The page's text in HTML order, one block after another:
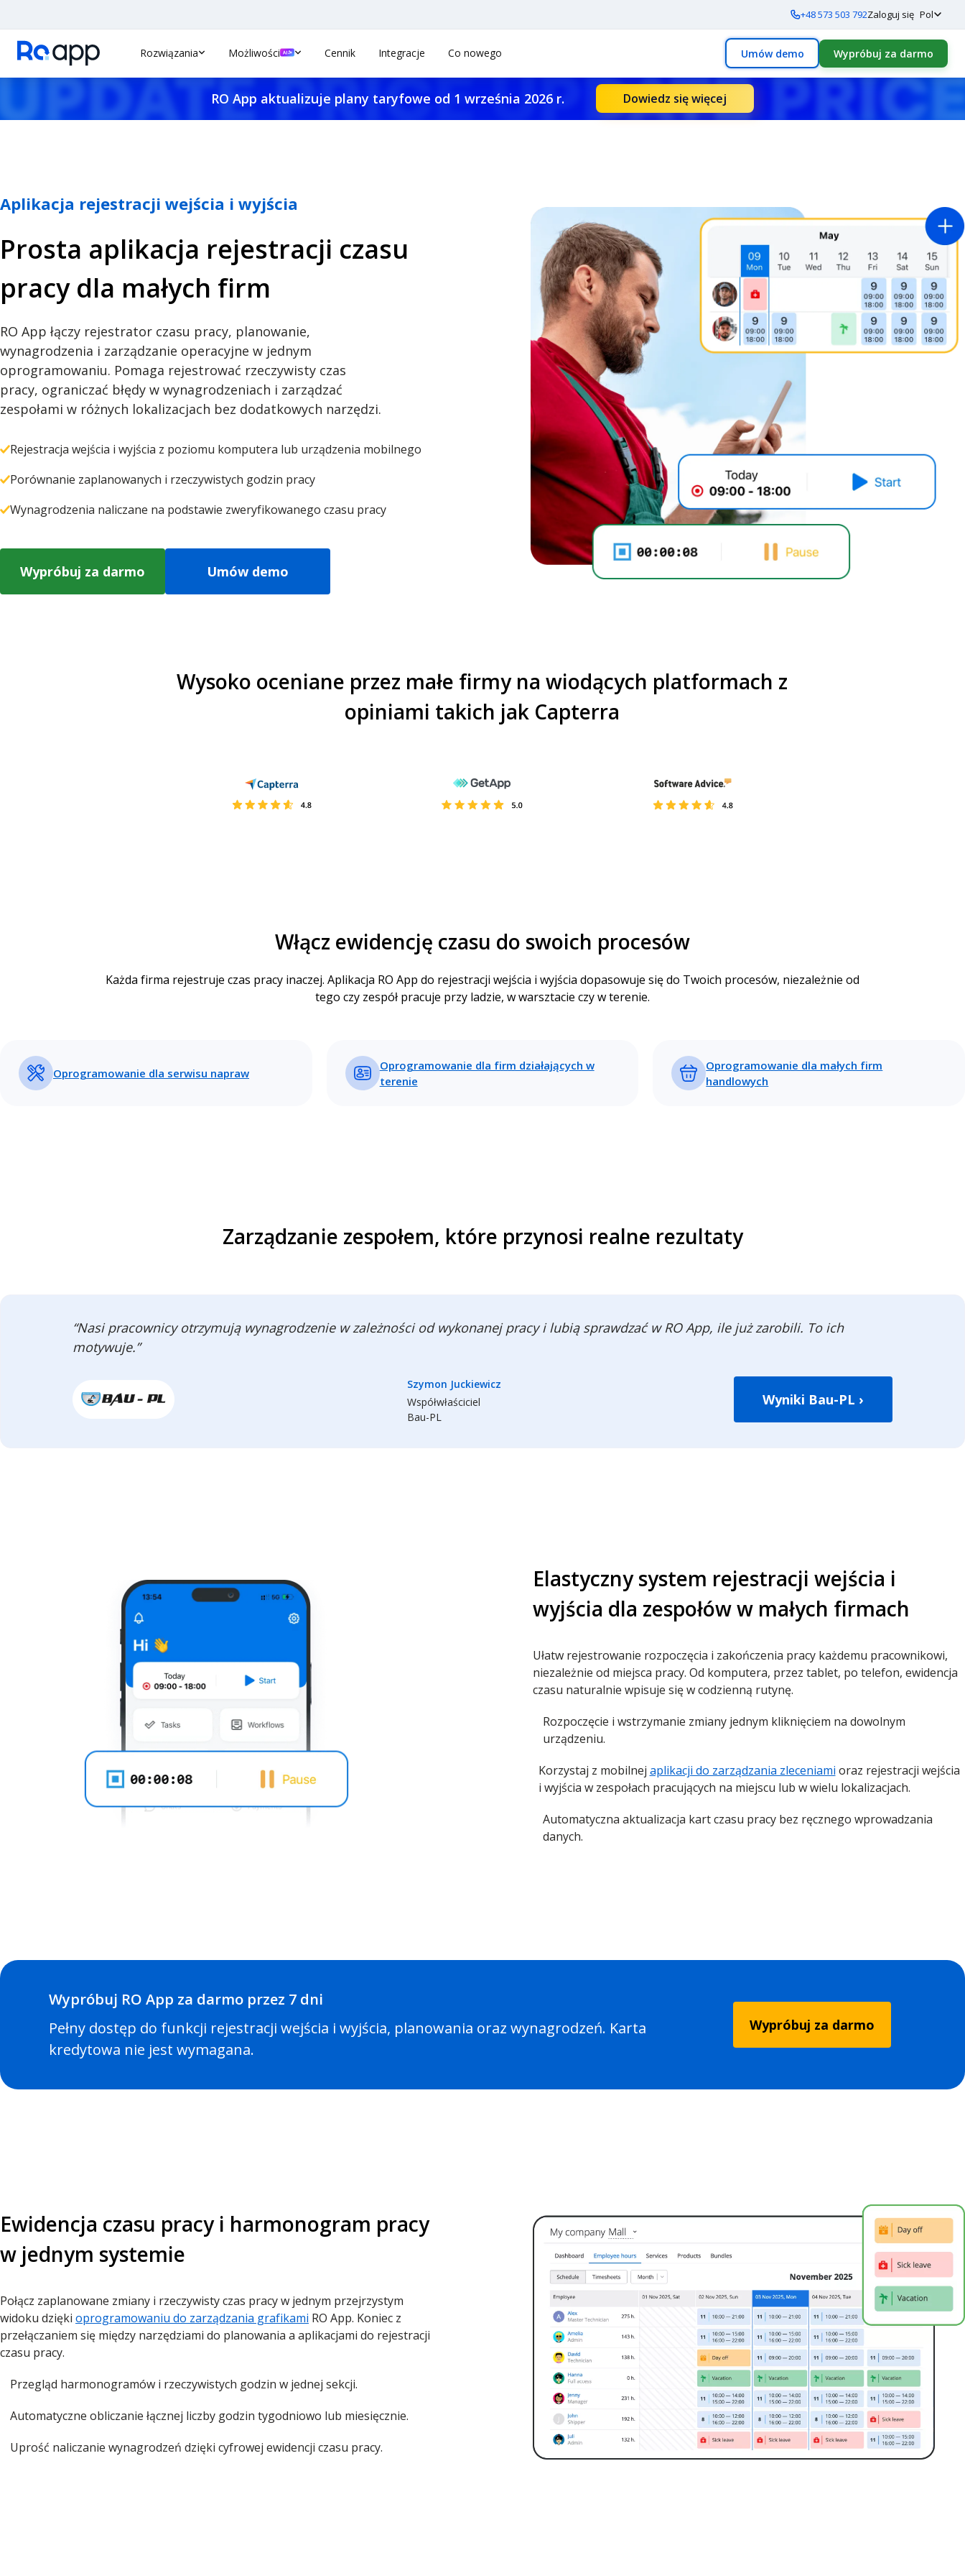
+48 573 503 792Zaloguj się Pol
Rozwiązania Możliwości Cennik Integracje Co nowego Umów demo Wypróbuj za darmo
RO App aktualizuje plany taryfowe od 1 września 2026 r. Dowiedz się więcej
Aplikacja rejestracji wejścia i wyjścia
Prosta aplikacja rejestracji czasu
pracy dla małych firm
RO App łączy rejestrator czasu pracy, planowanie,
wynagrodzenia i zarządzanie operacyjne w jednym
oprogramowaniu. Pomaga rejestrować rzeczywisty czas
pracy, ograniczać błędy w wynagrodzeniach i zarządzać
zespołami w różnych lokalizacjach bez dodatkowych narzędzi.
Rejestracja wejścia i wyjścia z poziomu komputera lub urządzenia mobilnego
Porównanie zaplanowanych i rzeczywistych godzin pracy
Wynagrodzenia naliczane na podstawie zweryfikowanego czasu pracy
Wypróbuj za darmo Umów demo
Wysoko oceniane przez małe firmy na wiodących platformach z
opiniami takich jak Capterra
Włącz ewidencję czasu do swoich procesów
Każda firma rejestruje czas pracy inaczej. Aplikacja RO App do rejestracji wejścia i wyjścia dopasowuje się do Twoich procesów, niezależnie od
tego czy zespół pracuje przy ladzie, w warsztacie czy w terenie.
Oprogramowanie dla serwisu napraw
Oprogramowanie dla firm działających w
terenie
Oprogramowanie dla małych firm
handlowych
Zarządzanie zespołem, które przynosi realne rezultaty
“Nasi pracownicy otrzymują wynagrodzenie w zależności od wykonanej pracy i lubią sprawdzać w RO App, ile już zarobili. To ich
motywuje.”
Szymon Juckiewicz
Współwłaściciel
Bau-PL
Wyniki Bau-PL ›
Elastyczny system rejestracji wejścia i
wyjścia dla zespołów w małych firmach
Ułatw rejestrowanie rozpoczęcia i zakończenia pracy każdemu pracownikowi,
niezależnie od miejsca pracy. Od komputera, przez tablet, po telefon, ewidencja
czasu naturalnie wpisuje się w codzienną rutynę.
Rozpoczęcie i wstrzymanie zmiany jednym kliknięciem na dowolnym
urządzeniu.
Korzystaj z mobilnej aplikacji do zarządzania zleceniami oraz rejestracji wejścia
i wyjścia w zespołach pracujących na miejscu lub w wielu lokalizacjach.
Automatyczna aktualizacja kart czasu pracy bez ręcznego wprowadzania
danych.
Wypróbuj RO App za darmo przez 7 dni
Pełny dostęp do funkcji rejestracji wejścia i wyjścia, planowania oraz wynagrodzeń. Karta
kredytowa nie jest wymagana.
Wypróbuj za darmo
Ewidencja czasu pracy i harmonogram pracy
w jednym systemie
Połącz zaplanowane zmiany i rzeczywisty czas pracy w jednym przejrzystym
widoku dzięki oprogramowaniu do zarządzania grafikami RO App. Koniec z
przełączaniem się między narzędziami do planowania a aplikacjami do rejestracji
czasu pracy.
Przegląd harmonogramów i rzeczywistych godzin w jednej sekcji.
Automatyczne obliczanie łącznej liczby godzin tygodniowo lub miesięcznie.
Uprość naliczanie wynagrodzeń dzięki cyfrowej ewidencji czasu pracy.